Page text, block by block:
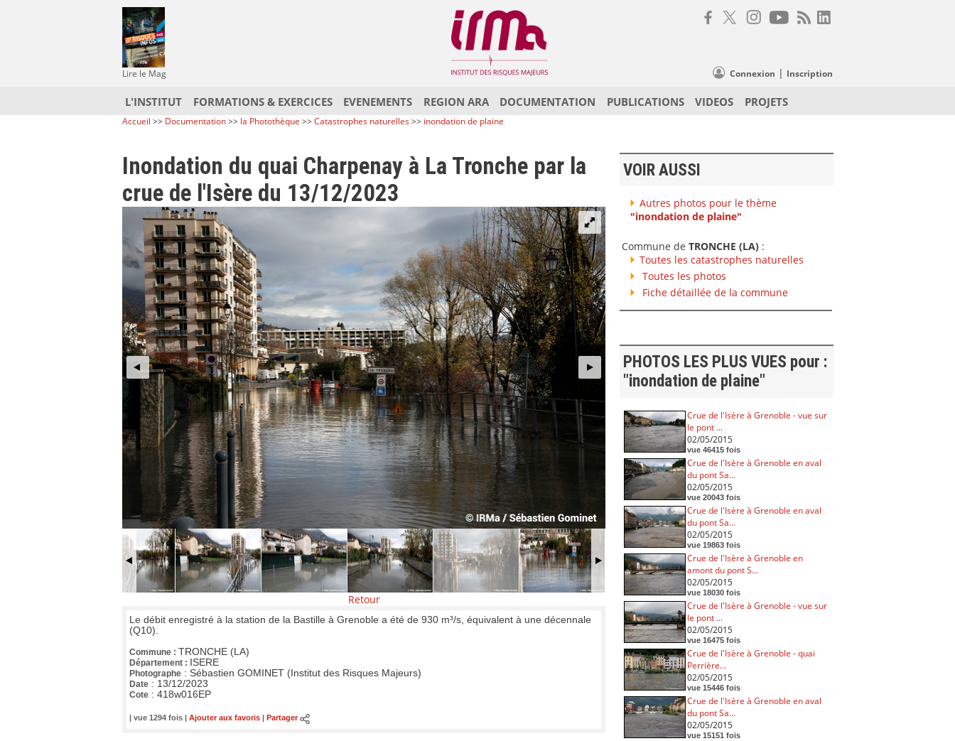
Lire le Mag Connexion | Inscription
L'INSTITUT FORMATIONS & EXERCICES EVENEMENTS REGION ARA DOCUMENTATION PUBLICATIONS VIDEOS PROJETS
Accueil >> Documentation>> la Photothèque >>Catastrophes naturelles>> inondation de plaine
Inondation du quai Charpenay à La Tronche par la
crue de l'Isère du 13/12/2023
Retour
Le débit enregistré à la station de la Bastille à Grenoble a été de 930 m³/s, équivalent à une décennale
(Q10).
Commune : TRONCHE (LA)
Département : ISERE
Photographe : Sébastien GOMINET (Institut des Risques Majeurs)
Date : 13/12/2023
Cote : 418w016EP
| vue 1294 fois | Ajouter aux favoris Partager
VOIR AUSSI
Autres photos pour le thème
"inondation de plaine"
Commune de TRONCHE (LA):
Toutes les catastrophes naturelles
Toutes les photos
Fiche détaillée de la commune
PHOTOS LES PLUS VUES pour :
"inondation de plaine"
Crue de l'Isère à Grenoble - vue sur
le pont ...
02/05/2015
vue 46415 fois
Crue de l'Isère à Grenoble en aval
du pont Sa...
02/05/2015
vue 20043 fois
Crue de l'Isère à Grenoble en aval
du pont Sa...
02/05/2015
vue 19863 fois
Crue de l'Isère à Grenoble en
amont du pont S...
02/05/2015
vue 18030 fois
Crue de l'Isère à Grenoble - vue sur
le pont ...
02/05/2015
vue 16475 fois
Crue de l'Isère à Grenoble - quai
Perrière...
02/05/2015
vue 15446 fois
Crue de l'Isère à Grenoble en aval
du pont Sa...
02/05/2015
vue 15151 fois